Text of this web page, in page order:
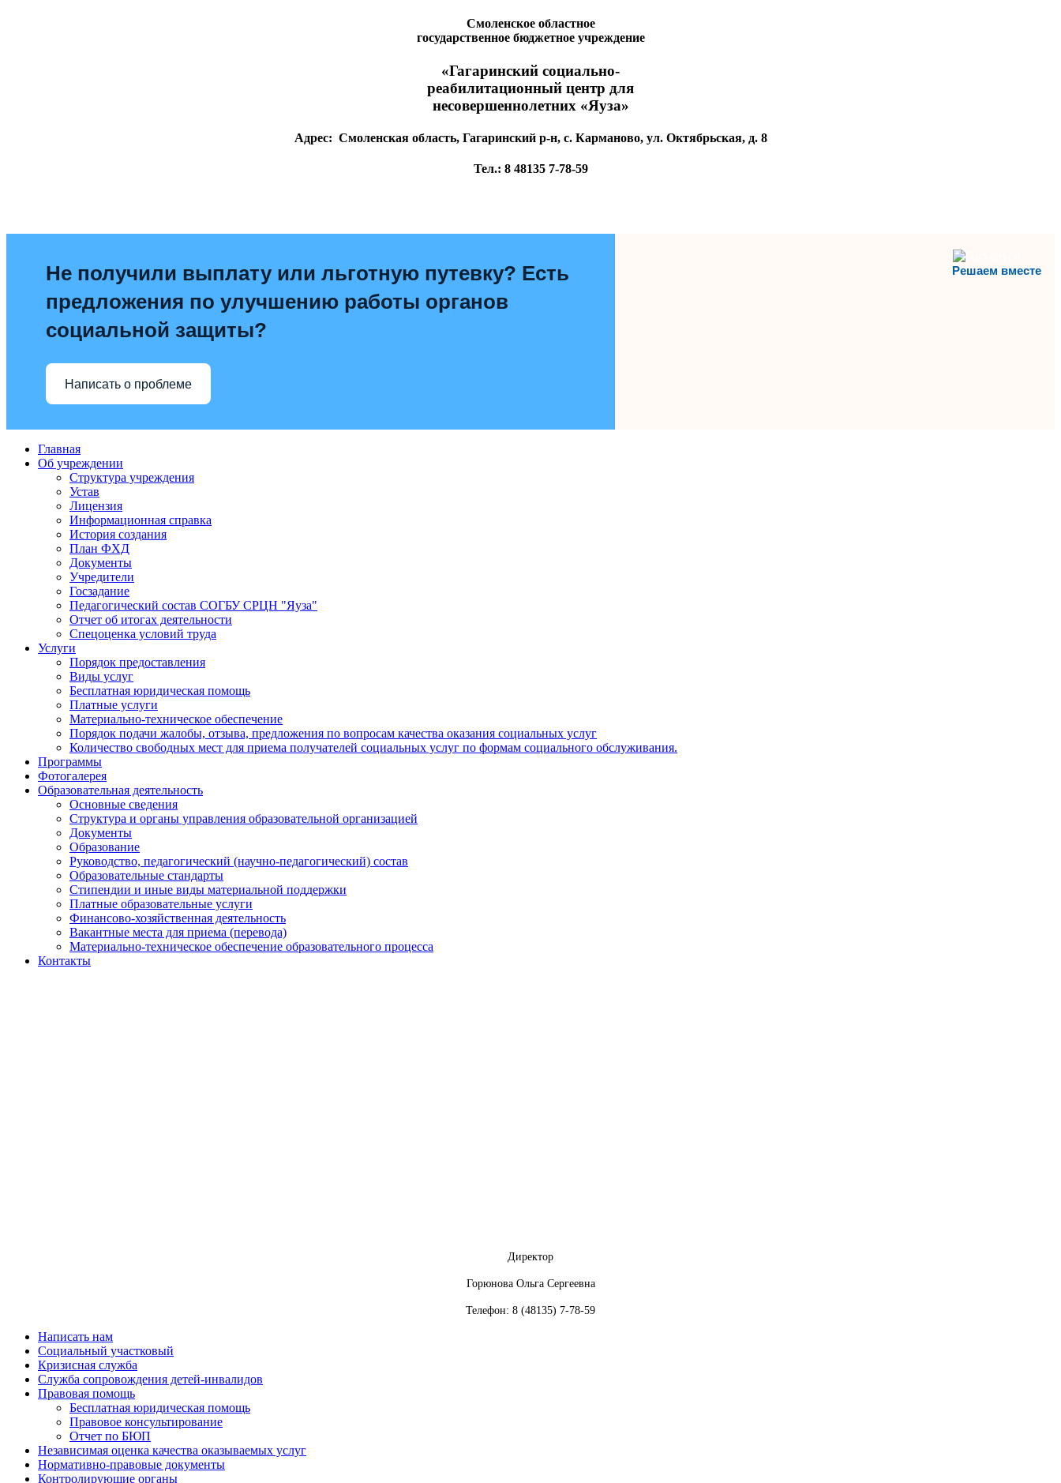
Смоленское областное
государственное бюджетное учреждение
«Гагаринский социально-
реабилитационный центр для
несовершеннолетних «Яуза»
Адрес: Смоленская область, Гагаринский р-н, с. Карманово, ул. Октябрьская, д. 8
Тел.: 8 48135 7-78-59
Решаем вместе
Не получили выплату или льготную путевку? Есть
предложения по улучшению работы органов
социальной защиты?
Написать о проблеме
Главная
Об учреждении
Структура учреждения
Устав
Лицензия
Информационная справка
История создания
План ФХД
Документы
Учредители
Госзадание
Педагогический состав СОГБУ СРЦН "Яуза"
Отчет об итогах деятельности
Спецоценка условий труда
Услуги
Порядок предоставления
Виды услуг
Бесплатная юридическая помощь
Платные услуги
Материально-техническое обеспечение
Порядок подачи жалобы, отзыва, предложения по вопросам качества оказания социальных услуг
Количество свободных мест для приема получателей социальных услуг по формам социального обслуживания.
Программы
Фотогалерея
Образовательная деятельность
Основные сведения
Структура и органы управления образовательной организацией
Документы
Образование
Руководство, педагогический (научно-педагогический) состав
Образовательные стандарты
Стипендии и иные виды материальной поддержки
Платные образовательные услуги
Финансово-хозяйственная деятельность
Вакантные места для приема (перевода)
Материально-техническое обеспечение образовательного процесса
Контакты
Директор
Горюнова Ольга Сергеевна
Телефон: 8 (48135) 7-78-59
Написать нам
Социальный участковый
Кризисная служба
Служба сопровождения детей-инвалидов
Правовая помощь
Бесплатная юридическая помощь
Правовое консультирование
Отчет по БЮП
Независимая оценка качества оказываемых услуг
Нормативно-правовые документы
Контролирующие органы